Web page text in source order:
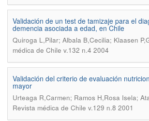
Validación de un test de tamizaje para el
demencia asociada a edad, en Chile
Quiroga L,Pilar; Albala B,Cecilia; Klaasen
médica de Chile v.132 n.4 2004
Validación del criterio de evaluación
mayor
Urteaga R,Carmen; Ramos H,Rosa Isela;
Revista médica de Chile v.129 n.8 2001